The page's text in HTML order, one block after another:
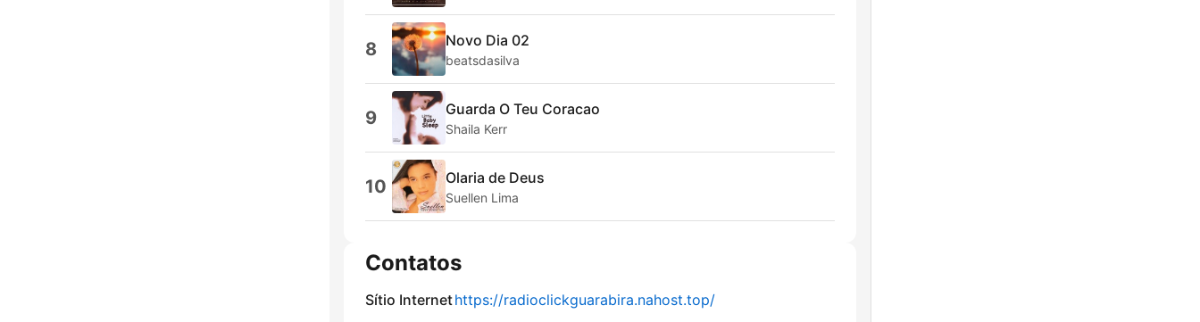
8 Novo Dia 02
beatsdasilva
9 Guarda O Teu Coracao
Shaila Kerr
10 Olaria de Deus
Suellen Lima
Contatos
Sítio Internethttps://radioclickguarabira.nahost.top/